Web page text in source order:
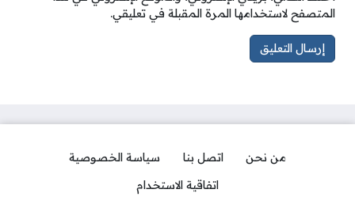
المتصفح لاستخدامها المرة المقبلة في تعليقي.
من نحن اتصل بنا
سياسة الخصوصية
اتفاقية الاستخدام